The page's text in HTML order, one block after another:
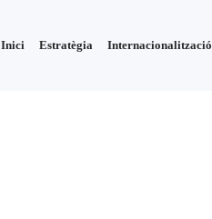
Inici Estratègia Internacionalització